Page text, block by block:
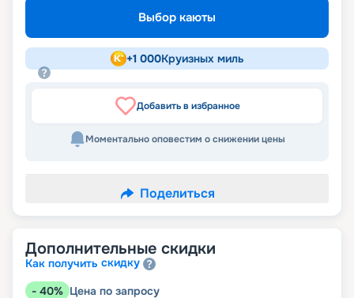
Выбор каюты
+1 000Круизных миль
Добавить в избранное
Моментально оповестим о снижении цены
Поделиться
Дополнительные скидки
Как получить скидку
- 40% Цена по запросу